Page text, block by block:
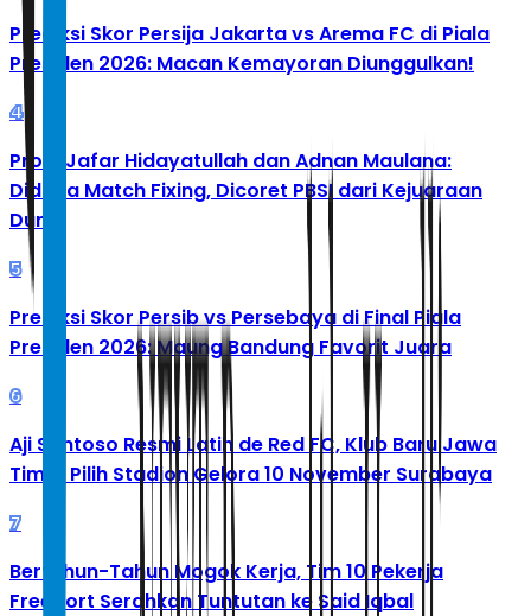
Prediksi Skor Persija Jakarta vs Arema FC di Piala
Presiden 2026: Macan Kemayoran Diunggulkan!
4
Profil Jafar Hidayatullah dan Adnan Maulana:
Diduga Match Fixing, Dicoret PBSI dari Kejuaraan
Dunia
5
Prediksi Skor Persib vs Persebaya di Final Piala
Presiden 2026: Maung Bandung Favorit Juara
6
Aji Santoso Resmi Latih de Red FC, Klub Baru Jawa
Timur Pilih Stadion Gelora 10 November Surabaya
7
Bertahun-Tahun Mogok Kerja, Tim 10 Pekerja
Freeport Serahkan Tuntutan ke Said Iqbal